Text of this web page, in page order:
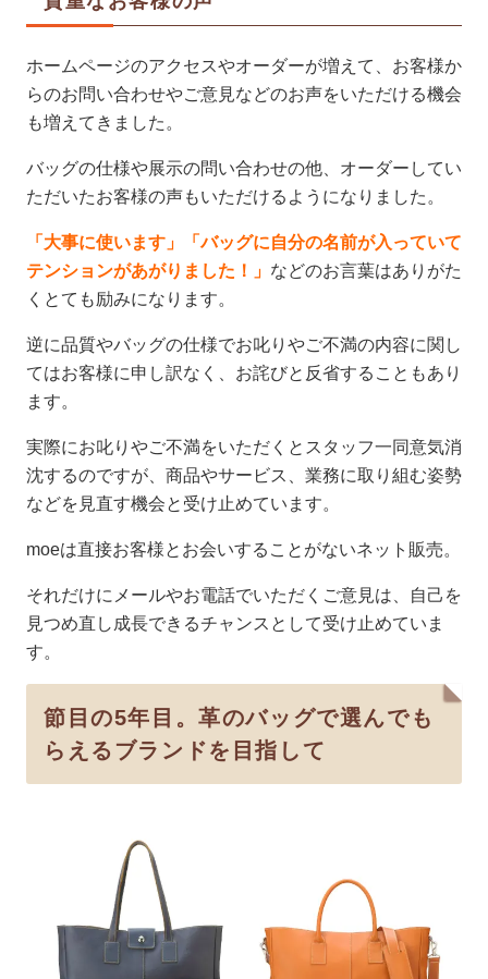
ホームページのアクセスやオーダーが増えて、お客様か
らのお問い合わせやご意見などのお声をいただける機会
も増えてきました。
バッグの仕様や展示の問い合わせの他、オーダーしてい
ただいたお客様の声もいただけるようになりました。
「大事に使います」「バッグに自分の名前が入っていて
テンションがあがりました！」 などのお言葉はありがた
くとても励みになります。
逆に品質やバッグの仕様でお叱りやご不満の内容に関し
てはお客様に申し訳なく、お詫びと反省することもあり
ます。
実際にお叱りやご不満をいただくとスタッフ一同意気消
沈するのですが、商品やサービス、業務に取り組む姿勢
などを見直す機会と受け止めています。
moeは直接お客様とお会いすることがないネット販売。
それだけにメールやお電話でいただくご意見は、自己を
見つめ直し成長できるチャンスとして受け止めていま
す。
節目の5年目。革のバッグで選んでも
らえるブランドを目指して